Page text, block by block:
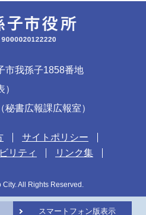
我孫子1858番地
書広報課広報室）
サイトポリシー
リティ
リンク集
All Rights Reserved.
スマートフォン版表示